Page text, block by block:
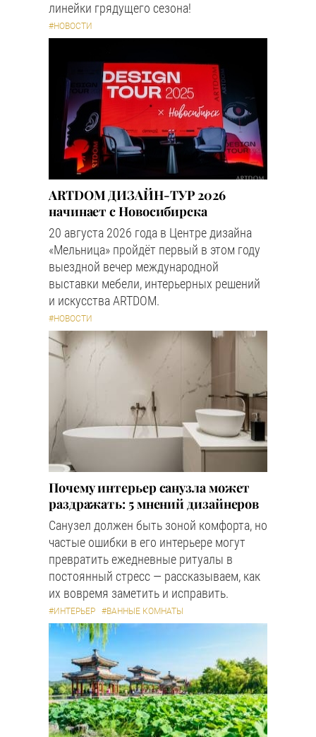
линейки грядущего сезона!
#НОВОСТИ
ARTDOM ДИЗАЙН-ТУР 2026
начинает с Новосибирска
20 августа 2026 года в Центре дизайна
«Мельница» пройдёт первый в этом году
выездной вечер международной
выставки мебели, интерьерных решений
и искусства ARTDOM.
#НОВОСТИ
Почему интерьер санузла может
раздражать: 5 мнений дизайнеров
Санузел должен быть зоной комфорта, но
частые ошибки в его интерьере могут
превратить ежедневные ритуалы в
постоянный стресс — рассказываем, как
их вовремя заметить и исправить.
#ИНТЕРЬЕР #ВАННЫЕ КОМНАТЫ